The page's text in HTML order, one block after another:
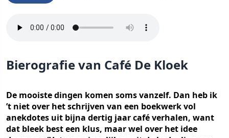
Bierografie van Café De Kloek
De mooiste dingen komen soms vanzelf. Dan heb ik
’t niet over het schrijven van een boekwerk vol
anekdotes uit bijna dertig jaar café verhalen, want
dat bleek best een klus, maar wel over het idee